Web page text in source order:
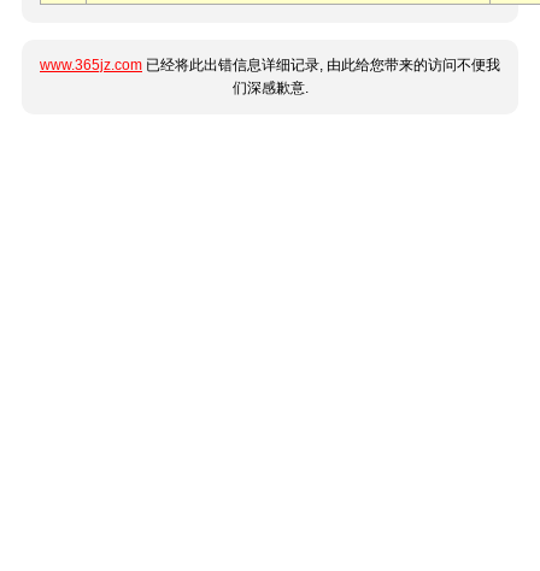
www.365jz.com 已经将此出错信息详细记录, 由此给您带来的访问不便我
们深感歉意.